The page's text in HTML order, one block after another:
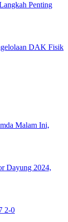
Penting
DAK Fisik
Malam Ini,
Dayung 2024,
2-0